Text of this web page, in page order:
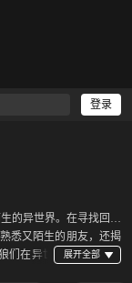
登录
的异世界。在寻找回家
悉又陌生的朋友，还揭
们在异世